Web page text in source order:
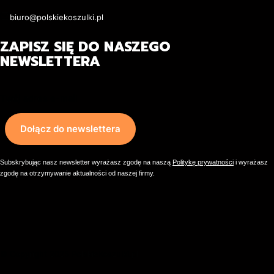
biuro@polskiekoszulki.pl
ZAPISZ SIĘ DO NASZEGO
NEWSLETTERA
Dołącz do newslettera
Subskrybując nasz newsletter wyrażasz zgodę na naszą Politykę prywatności i wyrażasz
zgodę na otrzymywanie aktualności od naszej firmy.